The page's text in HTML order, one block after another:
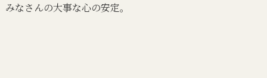
みなさんの大事な心の安定。